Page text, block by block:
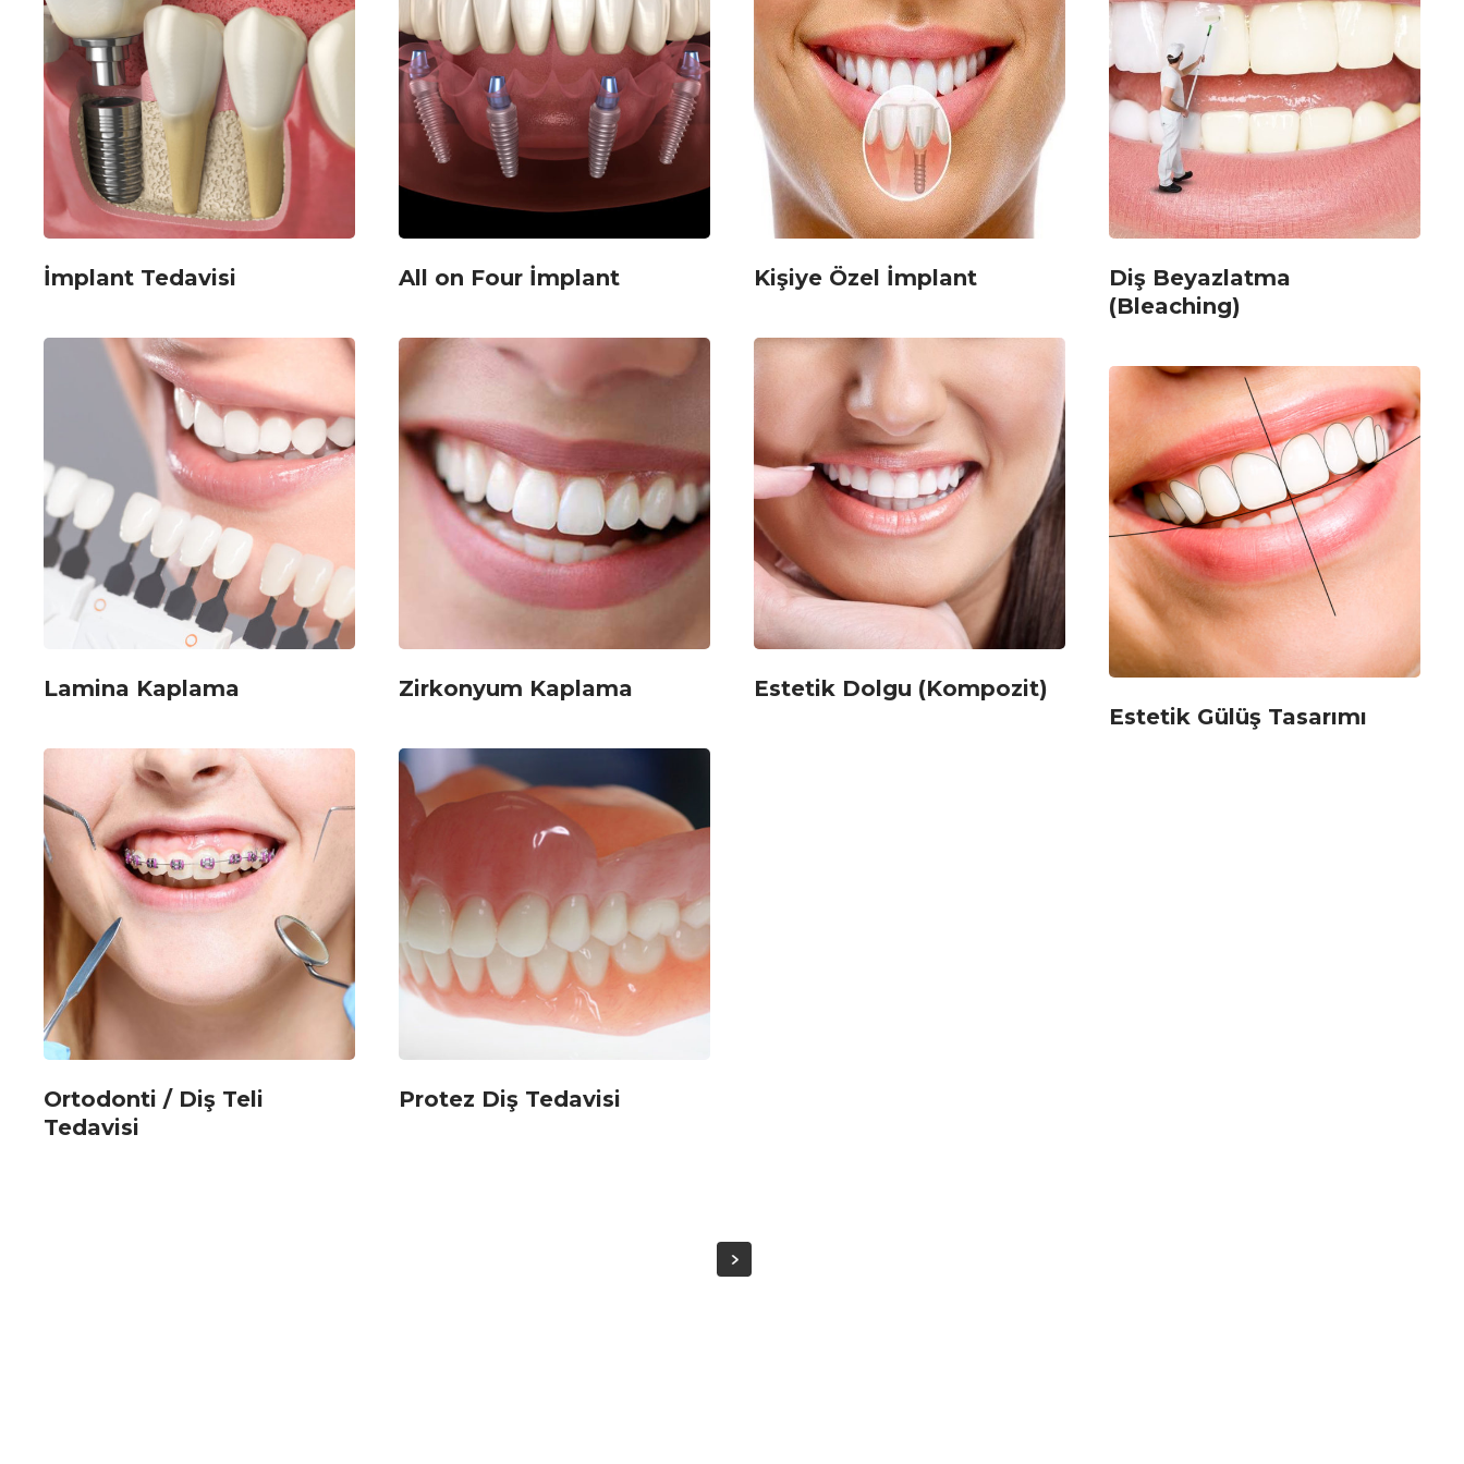
İmplant Tedavisi All on Four İmplant Kişiye Özel İmplant
Diş Beyazlatma
(Bleaching)
Lamina Kaplama Zirkonyum Kaplama
Estetik Dolgu (Kompozit)
Estetik Gülüş Tasarımı
Ortodonti / Diş Teli
Tedavisi
Protez Diş Tedavisi